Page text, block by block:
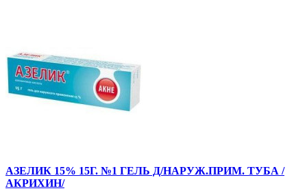
АЗЕЛИК 15% 15Г. №1 ГЕЛЬ Д/НАРУЖ.ПРИМ. ТУБА /
АКРИХИН/